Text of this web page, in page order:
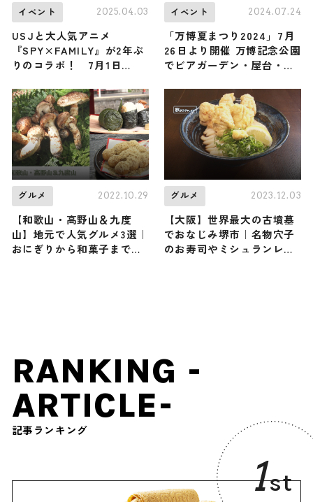
イベント 2025.04.03
USJと大人気アニメ
『SPY×FAMILY』が2年ぶ
りのコラボ！ 7月1日
ースター「SPY×FAMILY
XRライド」が誕生
イベント 2024.07.24
「万博夏まつり2024」7月
26日より開催 万博記念公園
でビアガーデン・屋台・盆
グルメ 2022.10.29
【和歌山・高野山＆九度
山】地元で人気グルメ3選｜
おにぎりから和菓子までご
グルメ 2023.12.03
【大阪】世界最大の古墳墓
でおなじみ堺市｜名物穴子
のお寿司やミシュランレス
RANKING -
ARTICLE-
記事ランキング
1st